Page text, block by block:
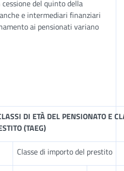
del quinto della
e intermediari finanziari
ai pensionati variano
DI ETÀ DEL PENSIONATO E
(TAEG)
Classe di importo del prestito